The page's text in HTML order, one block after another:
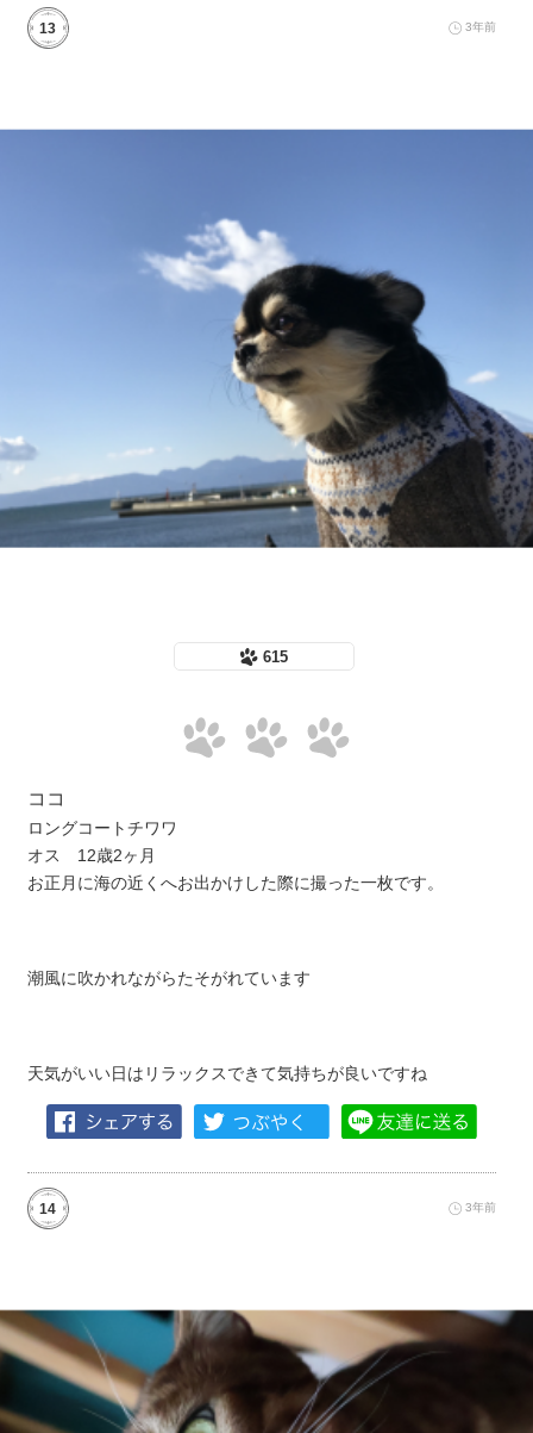
13 3年前
615
ココ
ロングコートチワワ
オス 12歳2ヶ月
お正月に海の近くへお出かけした際に撮った一枚です。
潮風に吹かれながらたそがれています
天気がいい日はリラックスできて気持ちが良いですね
14 3年前